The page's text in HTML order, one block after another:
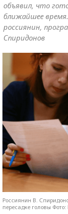
объявил, что
ближайшее
россиянин,
Спиридонов
Россиянин В.
пересадке головы